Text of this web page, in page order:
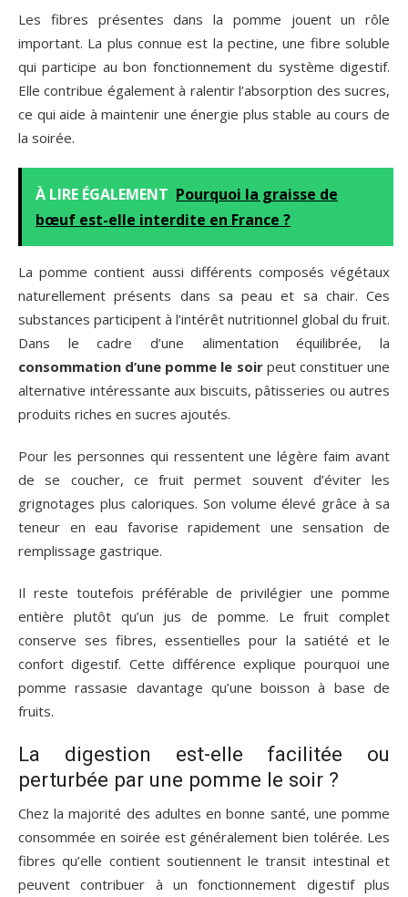
Les fibres présentes dans la pomme jouent un rôle
important. La plus connue est la pectine, une fibre soluble
qui participe au bon fonctionnement du système digestif.
Elle contribue également à ralentir l’absorption des sucres,
ce qui aide à maintenir une énergie plus stable au cours de
la soirée.
À LIRE ÉGALEMENT Pourquoi la graisse de
bœuf est-elle interdite en France ?
La pomme contient aussi différents composés végétaux
naturellement présents dans sa peau et sa chair. Ces
substances participent à l’intérêt nutritionnel global du fruit.
Dans le cadre d’une alimentation équilibrée, la
consommation d’une pomme le soirpeut constituer une
alternative intéressante aux biscuits, pâtisseries ou autres
produits riches en sucres ajoutés.
Pour les personnes qui ressentent une légère faim avant
de se coucher, ce fruit permet souvent d’éviter les
grignotages plus caloriques. Son volume élevé grâce à sa
teneur en eau favorise rapidement une sensation de
remplissage gastrique.
Il reste toutefois préférable de privilégier une pomme
entière plutôt qu’un jus de pomme. Le fruit complet
conserve ses fibres, essentielles pour la satiété et le
confort digestif. Cette différence explique pourquoi une
pomme rassasie davantage qu’une boisson à base de
fruits.
La digestion est-elle facilitée ou
perturbée par une pomme le soir ?
Chez la majorité des adultes en bonne santé, une pomme
consommée en soirée est généralement bien tolérée. Les
fibres qu’elle contient soutiennent le transit intestinal et
peuvent contribuer à un fonctionnement digestif plus